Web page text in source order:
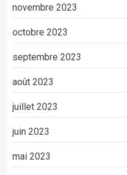
novembre 2023
octobre 2023
septembre 2023
août 2023
juillet 2023
juin 2023
mai 2023